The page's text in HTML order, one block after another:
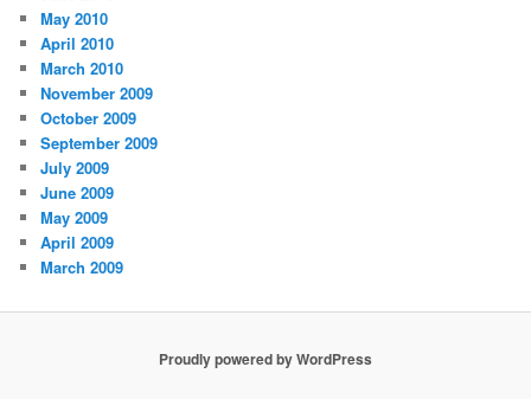
May 2010
April 2010
March 2010
November 2009
October 2009
September 2009
July 2009
June 2009
May 2009
April 2009
March 2009
Proudly powered by WordPress